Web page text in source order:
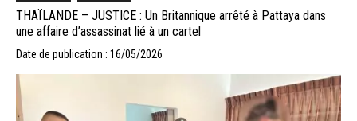
THAÏLANDE – JUSTICE : Un Britannique arrêté à Pattaya dans
une affaire d’assassinat lié à un cartel
Date de publication : 16/05/2026